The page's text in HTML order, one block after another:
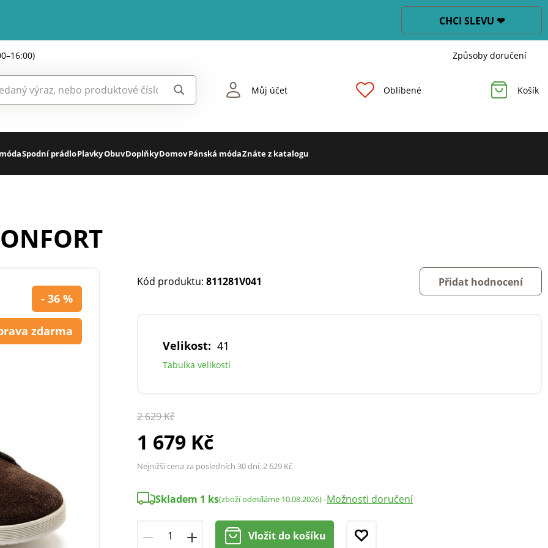
CHCI SLEVU ❤
Způsoby doručení
Můj účet Oblíbené Košík
Spodní prádloPlavkyObuvDoplňkyDomovPánská módaZnáte z katalogu
- 36 %
zdarma
Kód produktu: 811281V041 Přidat hodnocení
Velikost: 41
Tabulka velikostí
2 629 Kč
1 679 Kč
Nejnižší cena za posledních 30 dní:2 629 Kč
Skladem 1 ks(zboží odesíláme 10.08.2026)-Možnosti doručení
Vložit do košíku